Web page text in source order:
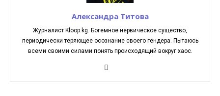
Александра Титова
Журналист Kloop.kg. Богемное нервическое существо,
периодически теряющее осознание своего гендера. Пытаюсь
всеми своими силами понять происходящий вокруг хаос.